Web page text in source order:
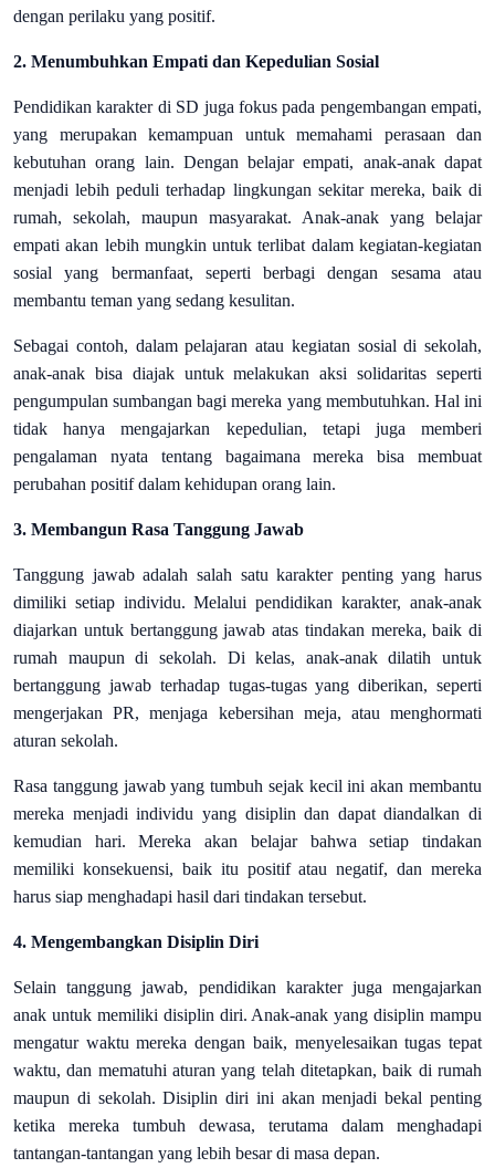
dengan perilaku yang positif.
2. Menumbuhkan Empati dan Kepedulian Sosial
Pendidikan karakter di SD juga fokus pada pengembangan empati,
yang merupakan kemampuan untuk memahami perasaan dan
kebutuhan orang lain. Dengan belajar empati, anak-anak dapat
menjadi lebih peduli terhadap lingkungan sekitar mereka, baik di
rumah, sekolah, maupun masyarakat. Anak-anak yang belajar
empati akan lebih mungkin untuk terlibat dalam kegiatan-kegiatan
sosial yang bermanfaat, seperti berbagi dengan sesama atau
membantu teman yang sedang kesulitan.
Sebagai contoh, dalam pelajaran atau kegiatan sosial di sekolah,
anak-anak bisa diajak untuk melakukan aksi solidaritas seperti
pengumpulan sumbangan bagi mereka yang membutuhkan. Hal ini
tidak hanya mengajarkan kepedulian, tetapi juga memberi
pengalaman nyata tentang bagaimana mereka bisa membuat
perubahan positif dalam kehidupan orang lain.
3. Membangun Rasa Tanggung Jawab
Tanggung jawab adalah salah satu karakter penting yang harus
dimiliki setiap individu. Melalui pendidikan karakter, anak-anak
diajarkan untuk bertanggung jawab atas tindakan mereka, baik di
rumah maupun di sekolah. Di kelas, anak-anak dilatih untuk
bertanggung jawab terhadap tugas-tugas yang diberikan, seperti
mengerjakan PR, menjaga kebersihan meja, atau menghormati
aturan sekolah.
Rasa tanggung jawab yang tumbuh sejak kecil ini akan membantu
mereka menjadi individu yang disiplin dan dapat diandalkan di
kemudian hari. Mereka akan belajar bahwa setiap tindakan
memiliki konsekuensi, baik itu positif atau negatif, dan mereka
harus siap menghadapi hasil dari tindakan tersebut.
4. Mengembangkan Disiplin Diri
Selain tanggung jawab, pendidikan karakter juga mengajarkan
anak untuk memiliki disiplin diri. Anak-anak yang disiplin mampu
mengatur waktu mereka dengan baik, menyelesaikan tugas tepat
waktu, dan mematuhi aturan yang telah ditetapkan, baik di rumah
maupun di sekolah. Disiplin diri ini akan menjadi bekal penting
ketika mereka tumbuh dewasa, terutama dalam menghadapi
tantangan-tantangan yang lebih besar di masa depan.